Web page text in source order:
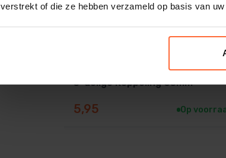
verstrekt of die ze hebben verzameld op basis van
3-delige Koppeling 63mm
5,95 Op